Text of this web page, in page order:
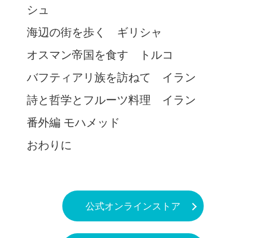
シュ
海辺の街を歩く ギリシャ
オスマン帝国を食す トルコ
バフティアリ族を訪ねて イラン
詩と哲学とフルーツ料理 イラン
番外編 モハメッド
おわりに
公式オンラインストア